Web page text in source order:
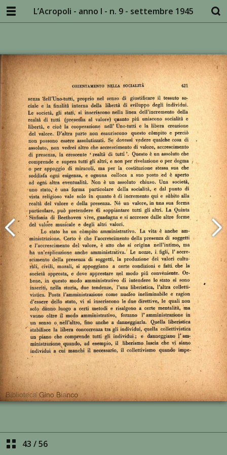
L’Acropoli - anno I - n. 9 - settembre 1945
43 /56